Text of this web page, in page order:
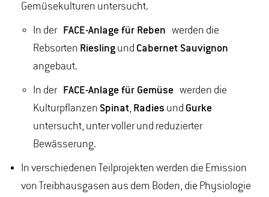
Gemüsekulturen untersucht.
In der FACE-Anlage für Reben werden die
Rebsorten Riesling und Cabernet Sauvignon
angebaut.
In der FACE-Anlage für Gemüse werden die
Kulturpflanzen Spinat, Radies und Gurke
untersucht, unter voller und reduzierter
Bewässerung.
In verschiedenen Teilprojekten werden die Emission
von Treibhausgasen aus dem Boden, die Physiologie